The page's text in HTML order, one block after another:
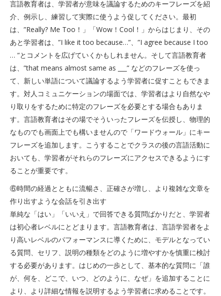
言語教育者は、学習者が意味を議論するためのキーフレーズを紹
介、例示し、練習して実際に使うよう促してください。最初
は、”Really? Me Too！」「Wow！Cool！」からはじまり、その
あと学習者は、”I like it too because…”、”I agree because I too
… “とコメントを広げていくかもしれません。そして言語教育者
は、”that means almost same as ___” などのフレーズを使っ
て、新しい単語について議論するよう学習者に促すこともできま
す。対人コミュニケーションの場面では、学習者はより自然なや
り取りをするために特定のフレーズを必要とする場合もありま
す。言語教育者はその場でそういったフレーズを伝授し、物理的
なものでも画面上でも構いませんので「ワードウォール」にキー
フレーズを追加します。こうすることでクラスの後の言語活動に
おいても、学習者がそれらのフレーズにアクセスできるようにす
ることが重要です。
⑥時間の経過とともに流暢さ、正確さが増し、より複雑な文章を
作り出すような会話を引き出す
単純な「はい」「いいえ」で回答できる質問ばかりだと、学習者
は初心者レベルにとどまります。言語教育者は、言語学習者をよ
り高いレベルのパフォーマンスに導くために、モデルとなってい
る質問、セリフ、説明の種類をどのように増やすかを慎重に検討
する必要があります。はじめの一歩として、基本的な質問に「誰
が、何を、どこで、いつ、どのように、なぜ」を追加することに
より、より詳細な情報を説明するよう学習者に求めることです。